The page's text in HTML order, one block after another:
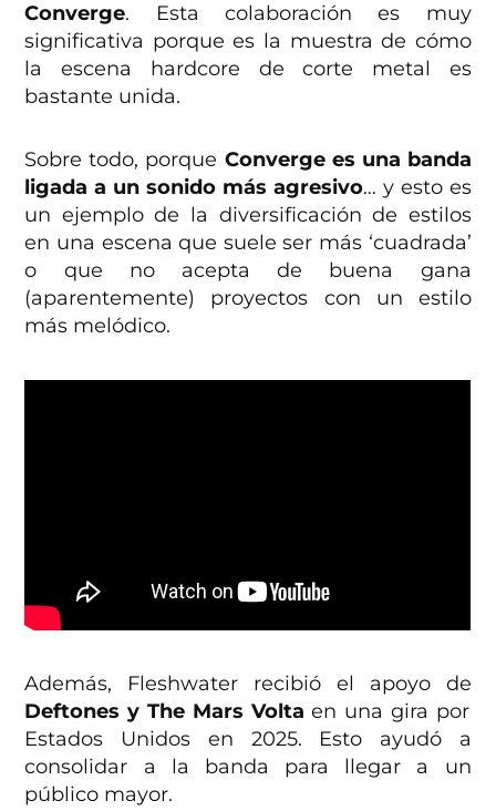
Converge. Esta colaboración es muy
significativa porque es la muestra de cómo
la escena hardcore de corte metal es
bastante unida.
Sobre todo, porque Converge es una banda
ligada a un sonido más agresivo… y esto es
un ejemplo de la diversificación de estilos
en una escena que suele ser más ‘cuadrada’
o que no acepta de buena gana
(aparentemente) proyectos con un estilo
más melódico.
Además, Fleshwater recibió el apoyo de
Deftones y The Mars Volta en una gira por
Estados Unidos en 2025. Esto ayudó a
consolidar a la banda para llegar a un
público mayor.